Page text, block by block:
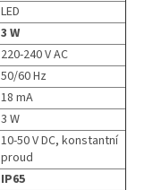
LED
3 W
220-240 V AC
50/60 Hz
18 mA
3 W
10-50 V DC, konstantní
proud
IP65